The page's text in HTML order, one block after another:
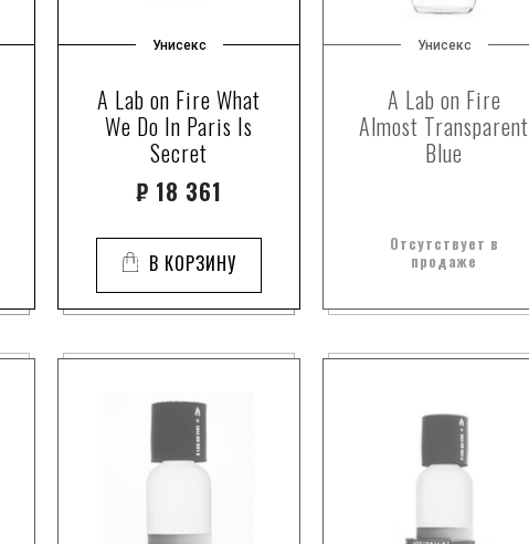
Унисекс
A Lab on Fire What
We Do In Paris Is
Secret
₽ 18 361
В КОРЗИНУ
Унисекс
A Lab on Fire
Almost Transparent
Blue
Отсутствует в
продаже